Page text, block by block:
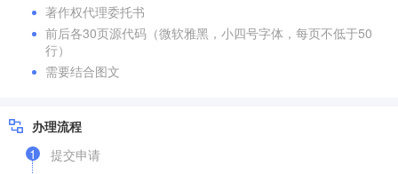
著作权代理委托书
前后各30页源代码（微软雅黑，小四号字体，每页不低于50
行）
需要结合图文
办理流程
1
提交申请